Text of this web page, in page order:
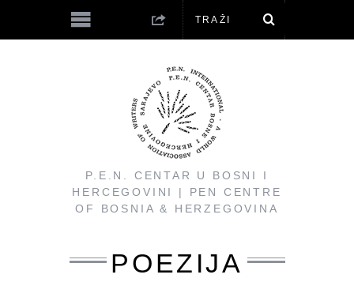
P.E.N. CENTAR U BOSNI I
HERCEGOVINI | PEN CENTRE
OF BOSNIA & HERZEGOVINA
POEZIJA